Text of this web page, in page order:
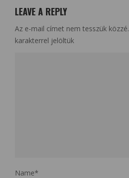
LEAVE A REPLY
Az e-mail címet nem tesszük közzé.
karakterrel jelöltük
Name*